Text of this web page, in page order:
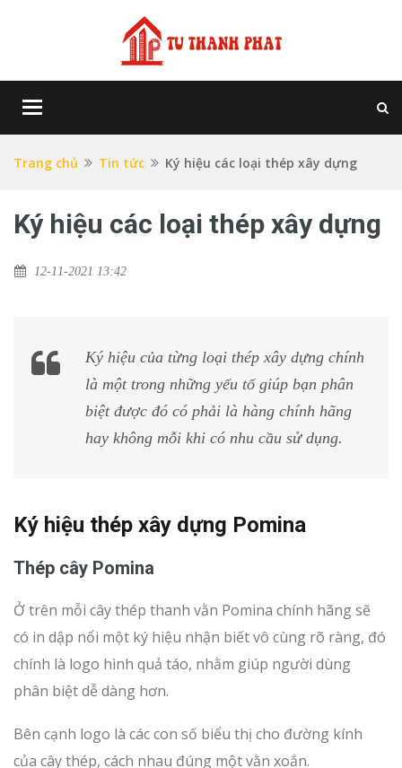
Toggle
Trang chủ Tin tức Ký hiệu các loại thép xây dựng
Ký hiệu các loại thép xây dựng
12-11-2021 13:42
Ký hiệu của từng loại thép xây dựng chính
là một trong những yếu tố giúp bạn phân
biệt được đó có phải là hàng chính hãng
hay không mỗi khi có nhu cầu sử dụng.
Ký hiệu thép xây dựng Pomina
Thép cây Pomina
Ở trên mỗi cây thép thanh vằn Pomina chính hãng sẽ
có in dập nổi một ký hiệu nhận biết vô cùng rõ ràng, đó
chính là logo hình quả táo, nhằm giúp người dùng
phân biệt dễ dàng hơn.
Bên cạnh logo là các con số biểu thị cho đường kính
của cây thép, cách nhau đúng một vằn xoắn.